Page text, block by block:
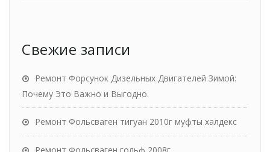
Свежие записи
Ремонт Форсунок Дизельных Двигателей Зимой:
Почему Это Важно и Выгодно.
Ремонт Фольсваген тигуан 2010г муфты халдекс